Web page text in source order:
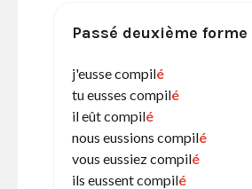
Passé deuxième forme
j'eusse compilé
tu eusses compilé
il eût compilé
nous eussions compilé
vous eussiez compilé
ils eussent compilé